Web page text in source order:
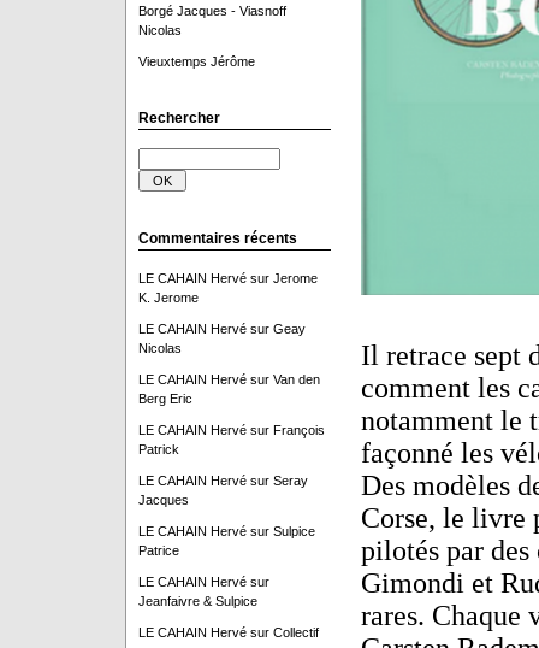
Borgé Jacques - Viasnoff
Nicolas
Vieuxtemps Jérôme
Rechercher
Commentaires récents
LE CAHAIN Hervésur Jerome
K. Jerome
LE CAHAIN Hervésur Geay
Nicolas
LE CAHAIN Hervésur Van den
Berg Eric
LE CAHAIN Hervésur François
Patrick
LE CAHAIN Hervésur Seray
Jacques
LE CAHAIN Hervésur Sulpice
Patrice
LE CAHAIN Hervésur
Jeanfaivre & Sulpice
LE CAHAIN Hervésur Collectif
Il retrace sept
comment les
notamment le
façonné les
Des modèles
Corse, le livre
pilotés par
Gimondi et
rares. Chaque